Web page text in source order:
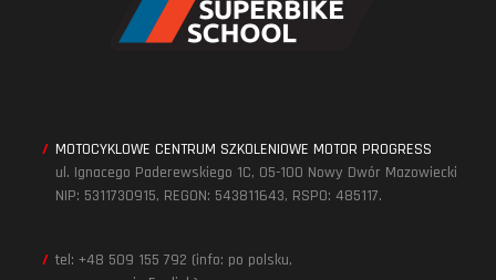
MOTOCYKLOWE CENTRUM SZKOLENIOWE MOTOR PROGRESS
ul. Ignacego Paderewskiego 1C, 05-100 Nowy Dwór Mazowiecki
NIP: 5311730915, REGON: 543811643, RSPO: 485117.
tel: +48 509 155 792 (info: po polsku,